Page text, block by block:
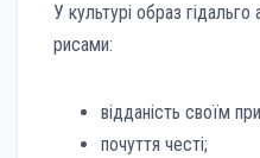
У культурі образ
рисами:
відданість своїм
почуття честі;